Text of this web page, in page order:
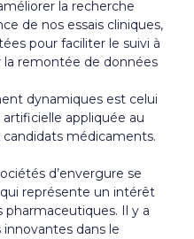
la recherche
de nos essais cliniques,
pour faciliter le suivi à
remontée de données
dynamiques est celui
artificielle appliquée au
médicaments.
d’envergure se
représente un intérêt
Il y a
dans le